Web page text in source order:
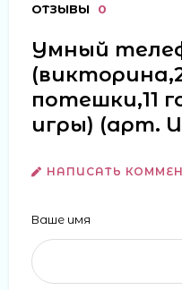
ОТЗЫВЫ 0
Умный
потешки,11
игры) (арт.
НАПИСАТЬ
Ваше имя